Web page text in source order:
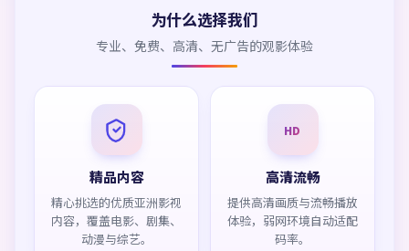
为什么选择我们
专业、免费、高清、无广告的观影体验
精品内容
精心挑选的优质亚洲影视
内容，覆盖电影、剧集、
动漫与综艺。
HD
高清流畅
提供高清画质与流畅播放
体验，弱网环境自动适配
码率。